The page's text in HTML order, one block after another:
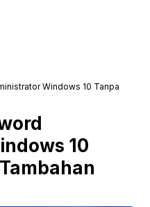
Windows 10 Tanpa
10